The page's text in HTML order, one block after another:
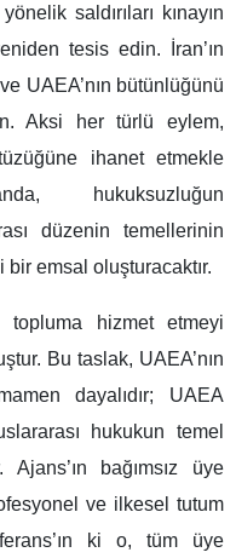
saldırıları kınayın
tesis edin. İran’ın
UAEA’nın bütünlüğünü
Aksi her türlü eylem,
ihanet etmekle
hukuksuzluğun
düzenin temellerinin
bir emsal oluşturacaktır.
topluma hizmet etmeyi
Bu taslak, UAEA’nın
dayalıdır; UAEA
hukukun temel
bağımsız üye
ve ilkesel tutum
ki o, tüm üye